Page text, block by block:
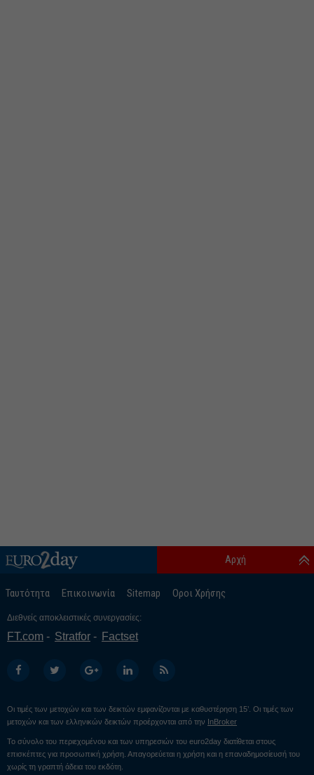
Ταυτότητα Επικοινωνία Sitemap Οροι Χρήσης
Αρχή
Διεθνείς αποκλειστικές συνεργασίες:
FT.com Stratfor Factset
Οι τιμές των μετοχών και των δεικτών εμφανίζονται με καθυστέρηση 15’. Οι τιμές των
μετοχών και των ελληνικών δεικτών προέρχονται από την InBroker
Το σύνολο του περιεχομένου και των υπηρεσιών του euro2day διατίθεται στους
επισκέπτες για προσωπική χρήση. Απαγορεύεται η χρήση και η επαναδημοσίευσή του
χωρίς τη γραπτή άδεια του εκδότη.